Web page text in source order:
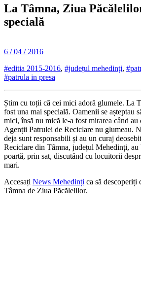
La Tâmna, Ziua
specială
6 / 04 / 2016
#editia 2015-2016, #județul mehedinți,
#patrula in presa
Știm cu toții că cei mici adoră glumele. La
fost una mai specială. Oamenii se așteptau
mici, însă nu mică le-a fost mirarea când au
Agenții Patrulei de Reciclare nu glumeau.
deja sunt responsabili și au un curaj
Reciclare din Tâmna, județul Mehedinți, au
poartă, prin sat, discutând cu locuitorii
mari.
Accesați News Mehedinți ca să descoperiți
Tâmna de Ziua Păcălelilor.